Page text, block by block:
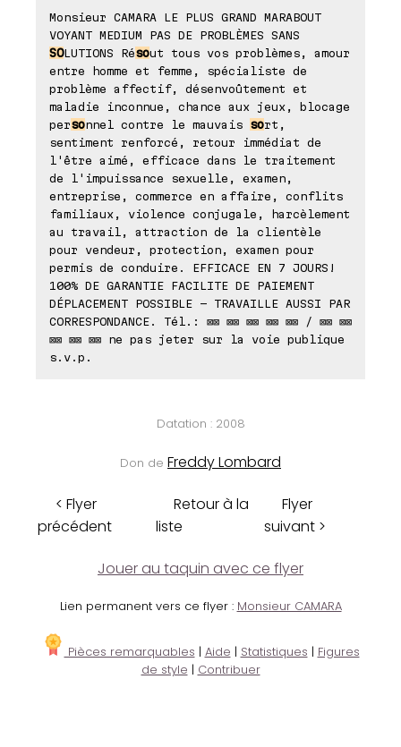
Monsieur CAMARA LE PLUS GRAND MARABOUT
VOYANT MEDIUM PAS DE PROBLÈMES SANS
SOLUTIONS Résout tous vos problèmes, amour
entre homme et femme, spécialiste de
problème affectif, désenvoûtement et
maladie inconnue, chance aux jeux, blocage
personnel contre le mauvais sort,
sentiment renforcé, retour immédiat de
l'être aimé, efficace dans le traitement
de l'impuissance sexuelle, examen,
entreprise, commerce en affaire, conflits
familiaux, violence conjugale, harcèlement
au travail, attraction de la clientèle
pour vendeur, protection, examen pour
permis de conduire. EFFICACE EN 7 JOURS!
100% DE GARANTIE FACILITE DE PAIEMENT
DÉPLACEMENT POSSIBLE - TRAVAILLE AUSSI PAR
CORRESPONDANCE. Tél.: ⊠⊠ ⊠⊠ ⊠⊠ ⊠⊠ ⊠⊠ / ⊠⊠ ⊠⊠
⊠⊠ ⊠⊠ ⊠⊠ ne pas jeter sur la voie publique
s.v.p.
Datation : 2008
Don de Freddy Lombard
< Flyer
précédent
Retour à la
liste
Flyer
suivant >
Jouer au taquin avec ce flyer
Lien permanent vers ce flyer : Monsieur CAMARA
Pièces remarquables | Aide | Statistiques | Figures
de style | Contribuer